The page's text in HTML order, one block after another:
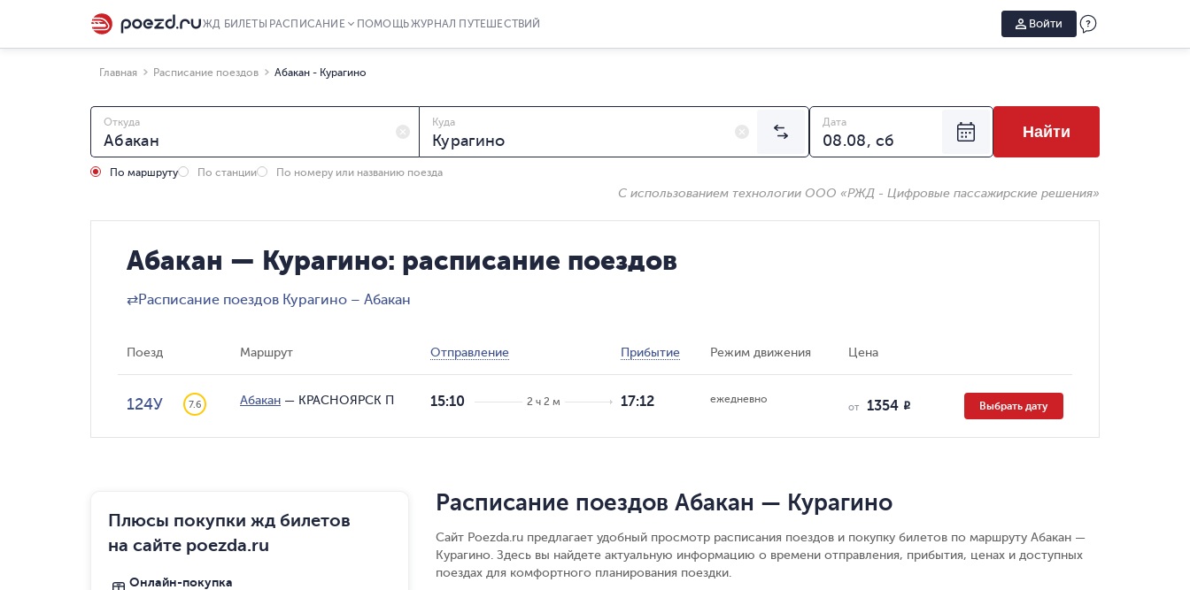
ЖД БИЛЕТЫ РАСПИСАНИЕ ПОМОЩЬЖУРНАЛ ПУТЕШЕСТВИЙ Войти
Главная Расписание поездов Абакан - Курагино
Откуда Куда
По маршруту По станции По номеру или названию поезда
Дата
Найти
С использованием технологии ООО «РЖД - Цифровые пассажирские решения»
Абакан — Курагино: расписание поездов
⇄Расписание поездов Курагино – Абакан
Поезд Маршрут Отправление Прибытие Режим движения Цена
124У 7.6 Абакан — КРАСНОЯРСК П 15:10 2 ч 2 м 17:12 ежедневно
от 1354 R Выбрать дату
Расписание поездов Абакан — Курагино
Сайт Poezda.ru предлагает удобный просмотр расписания поездов и покупку билетов по маршруту Абакан —
Курагино. Здесь вы найдете актуальную информацию о времени отправления, прибытия, ценах и доступных
поездах для комфортного планирования поездки.
Плюсы покупки жд билетов
на сайте poezda.ru
Онлайн-покупка